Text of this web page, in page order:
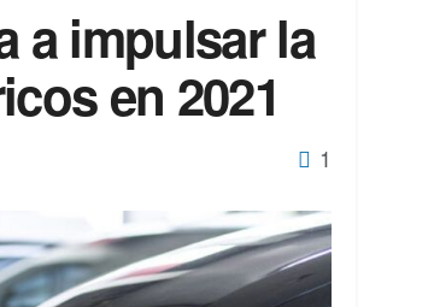
a impulsar la
en 2021
1